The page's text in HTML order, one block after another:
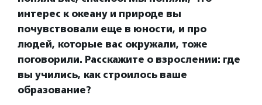
интерес к океану и природе вы
почувствовали еще в юности, и про
людей, которые вас окружали, тоже
поговорили. Расскажите о взрослении: где
вы учились, как строилось ваше
образование?